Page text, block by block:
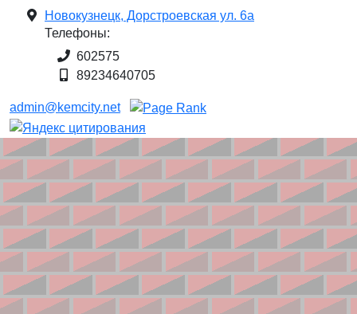
Новокузнецк, Дорстроевская ул. 6а
Телефоны:
602575
89234640705
admin@kemcity.net